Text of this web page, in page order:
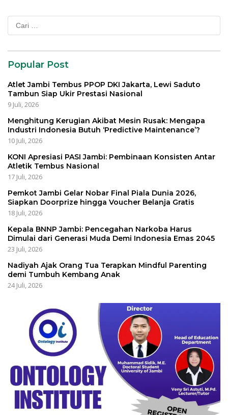
Cari
untuk:
Popular Post
Atlet Jambi Tembus PPOP DKI Jakarta, Lewi Saduto
Tambun Siap Ukir Prestasi Nasional
9 Juli, 2026
Menghitung Kerugian Akibat Mesin Rusak: Mengapa
Industri Indonesia Butuh ‘Predictive Maintenance’?
10 Juli, 2026
KONI Apresiasi PASI Jambi: Pembinaan Konsisten Antar
Atletik Tembus Nasional
17 Juli, 2026
Pemkot Jambi Gelar Nobar Final Piala Dunia 2026,
Siapkan Doorprize hingga Voucher Belanja Gratis
18 Juli, 2026
Kepala BNNP Jambi: Pencegahan Narkoba Harus
Dimulai dari Generasi Muda Demi Indonesia Emas 2045
23 Juli, 2026
Nadiyah Ajak Orang Tua Terapkan Mindful Parenting
demi Tumbuh Kembang Anak
24 Juli, 2026